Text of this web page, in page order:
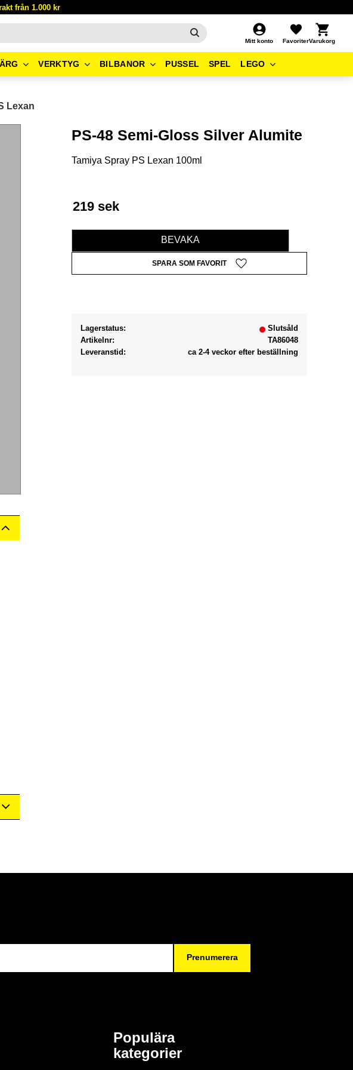
från 1.000 kr
Mitt konto
Favoriter
Kundvagn
VERKTYG BILBANOR PUSSEL SPEL LEGO
Lexan
PS-48 Semi-Gloss Silver Alumite
Tamiya Spray PS Lexan 100ml
219 sek
Lägg till i favoriter
BEVAKA
Lagerstatus
Slutsåld
Artikelnr
TA86048
Leveranstid
ca 2-4 veckor efter beställning
Prenumerera
Populära
kategorier